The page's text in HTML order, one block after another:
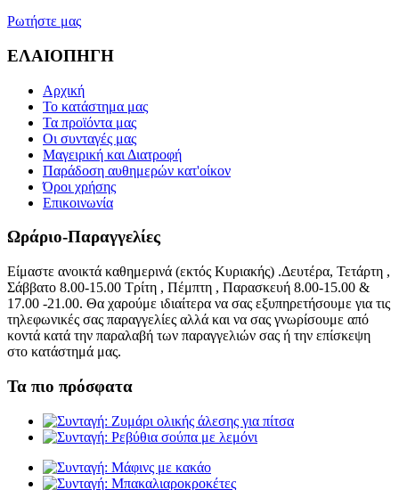
Ρωτήστε μας
ΕΛΑΙΟΠΗΓΗ
Αρχική
Το κατάστημα μας
Τα προϊόντα μας
Οι συνταγές μας
Μαγειρική και Διατροφή
Παράδοση αυθημερών κατ'οίκον
Όροι χρήσης
Επικοινωνία
Ωράριο-Παραγγελίες
Είμαστε ανοικτά καθημερινά (εκτός Κυριακής) .Δευτέρα, Τετάρτη ,
Σάββατο 8.00-15.00 Τρίτη , Πέμπτη , Παρασκευή 8.00-15.00 &
17.00 -21.00. Θα χαρούμε ιδιαίτερα να σας εξυπηρετήσουμε για τις
τηλεφωνικές σας παραγγελίες αλλά και να σας γνωρίσουμε από
κοντά κατά την παραλαβή των παραγγελιών σας ή την επίσκεψη
στο κατάστημά μας.
Τα πιο πρόσφατα